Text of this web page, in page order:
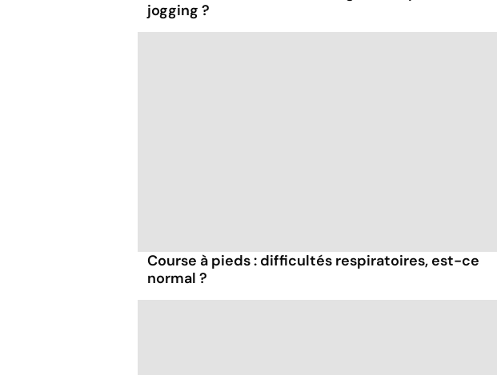
jogging ?
Course à pieds : difficultés respiratoires, est-ce
normal ?